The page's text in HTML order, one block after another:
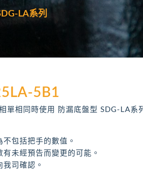
LA系列
5B1
單相同時使用 防漏底盤型 SDG-LA系列
不包括把手的數值。
有未經預告而變更的可能。
我司確認。